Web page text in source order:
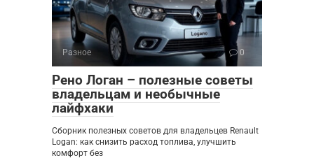
Разное 0
Рено Логан – полезные советы
владельцам и необычные
лайфхаки
Сборник полезных советов для владельцев Renault
Logan: как снизить расход топлива, улучшить
комфорт без